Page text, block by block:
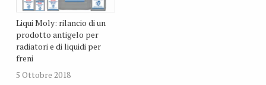
Liqui Moly: rilancio di un
prodotto antigelo per
radiatori e di liquidi per
freni
5 Ottobre 2018